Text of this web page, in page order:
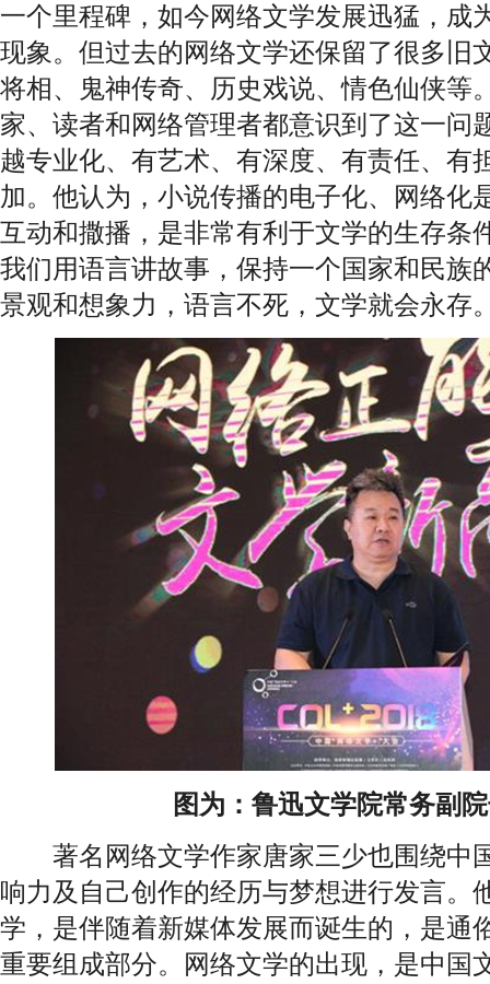
一个里程碑，如今网络文学发展迅猛，成
现象。但过去的网络文学还保留了很多旧
将相、鬼神传奇、历史戏说、情色仙侠等
家、读者和网络管理者都意识到了这一问
越专业化、有艺术、有深度、有责任、有
加。他认为，小说传播的电子化、网络化
互动和撒播，是非常有利于文学的生存条
我们用语言讲故事，保持一个国家和民族
景观和想象力，语言不死，文学就会永存
图为：鲁迅文学院常务副
著名网络文学作家唐家三少也围绕中
响力及自己创作的经历与梦想进行发言。
学，是伴随着新媒体发展而诞生的，是通
重要组成部分。网络文学的出现，是中国